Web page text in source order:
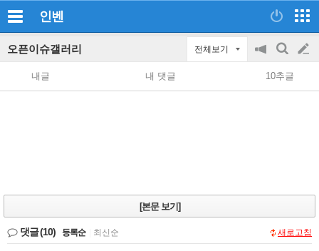
인벤
오픈이슈갤러리 전체보기
공
지
on/off
검
색
글
쓰
내글 내 댓글 10추글
[본문 보기]
댓글(10) 등록순 최신순 새로고침